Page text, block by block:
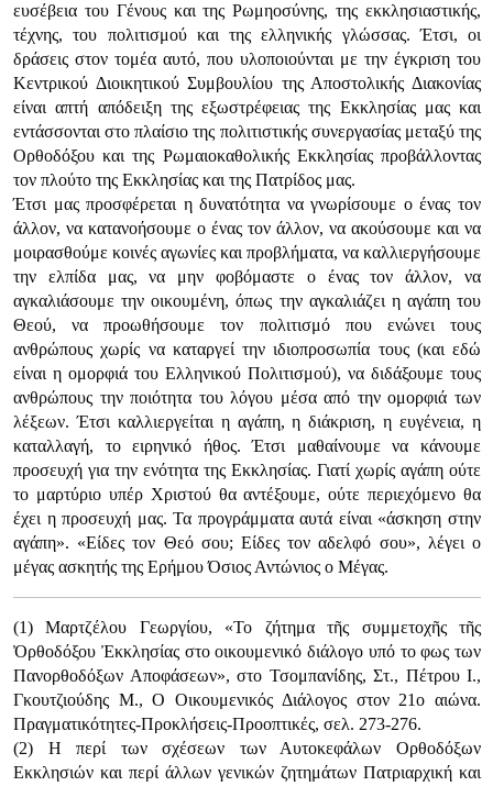
ευσέβεια του Γένους και της Ρωμηοσύνης, της εκκλησιαστικής,
τέχνης, του πολιτισμού και της ελληνικής γλώσσας. Έτσι, οι
δράσεις στον τομέα αυτό, που υλοποιούνται με την έγκριση του
Κεντρικού Διοικητικού Συμβουλίου της Αποστολικής Διακονίας
είναι απτή απόδειξη της εξωστρέφειας της Εκκλησίας μας και
εντάσσονται στο πλαίσιο της πολιτιστικής συνεργασίας μεταξύ της
Ορθοδόξου και της Ρωμαιοκαθολικής Εκκλησίας προβάλλοντας
τον πλούτο της Εκκλησίας και της Πατρίδος μας.
Έτσι μας προσφέρεται η δυνατότητα να γνωρίσουμε ο ένας τον
άλλον, να κατανοήσουμε ο ένας τον άλλον, να ακούσουμε και να
μοιρασθούμε κοινές αγωνίες και προβλήματα, να καλλιεργήσουμε
την ελπίδα μας, να μην φοβόμαστε ο ένας τον άλλον, να
αγκαλιάσουμε την οικουμένη, όπως την αγκαλιάζει η αγάπη του
Θεού, να προωθήσουμε τον πολιτισμό που ενώνει τους
ανθρώπους χωρίς να καταργεί την ιδιοπροσωπία τους (και εδώ
είναι η ομορφιά του Ελληνικού Πολιτισμού), να διδάξουμε τους
ανθρώπους την ποιότητα του λόγου μέσα από την ομορφιά των
λέξεων. Έτσι καλλιεργείται η αγάπη, η διάκριση, η ευγένεια, η
καταλλαγή, το ειρηνικό ήθος. Έτσι μαθαίνουμε να κάνουμε
προσευχή για την ενότητα της Εκκλησίας. Γιατί χωρίς αγάπη ούτε
το μαρτύριο υπέρ Χριστού θα αντέξουμε, ούτε περιεχόμενο θα
έχει η προσευχή μας. Τα προγράμματα αυτά είναι «άσκηση στην
αγάπη». «Είδες τον Θεό σου; Είδες τον αδελφό σου», λέγει ο
μέγας ασκητής της Ερήμου Όσιος Αντώνιος ο Μέγας.
(1) Μαρτζέλου Γεωργίου, «Το ζήτημα τῆς συμμετοχῆς τῆς
Ὀρθοδόξου Ἐκκλησίας στο οικουμενικό διάλογο υπό το φως των
Πανορθοδόξων Αποφάσεων», στο Τσομπανίδης, Στ., Πέτρου Ι.,
Γκουτζιούδης Μ., Ο Οικουμενικός Διάλογος στον 21ο αιώνα.
Πραγματικότητες-Προκλήσεις-Προοπτικές, σελ. 273-276.
(2) Η περί των σχέσεων των Αυτοκεφάλων Ορθοδόξων
Εκκλησιών και περί άλλων γενικών ζητημάτων Πατριαρχική και